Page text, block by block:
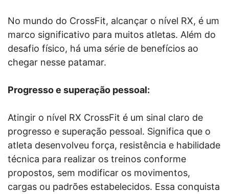
No mundo do CrossFit, alcançar o nível RX, é um
marco significativo para muitos atletas. Além do
desafio físico, há uma série de benefícios ao
chegar nesse patamar.
Progresso e superação pessoal:
Atingir o nível RX CrossFit é um sinal claro de
progresso e superação pessoal. Significa que o
atleta desenvolveu força, resistência e habilidade
técnica para realizar os treinos conforme
propostos, sem modificar os movimentos,
cargas ou padrões estabelecidos. Essa conquista